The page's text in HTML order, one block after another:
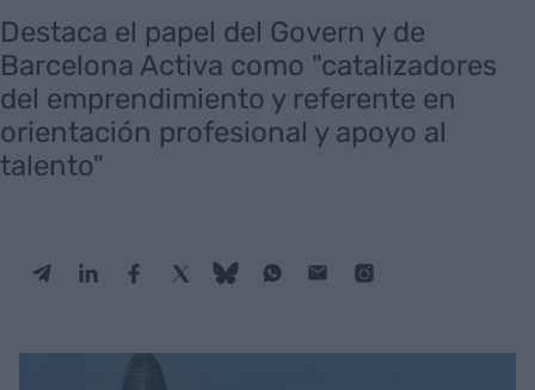
Destaca el papel del Govern y de
Barcelona Activa como "catalizadores
del emprendimiento y referente en
orientación profesional y apoyo al
talento"